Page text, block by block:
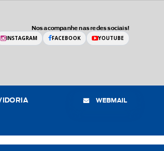
Nos acompanhe nas redes sociais!
INSTAGRAM FACEBOOK YOUTUBE
WEBMAIL